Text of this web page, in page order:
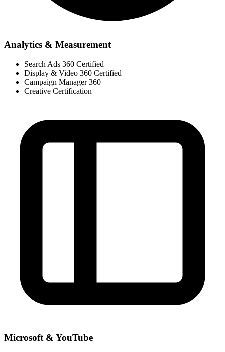
Analytics & Measurement
Search Ads 360 Certified
Display & Video 360 Certified
Campaign Manager 360
Creative Certification
Microsoft & YouTube